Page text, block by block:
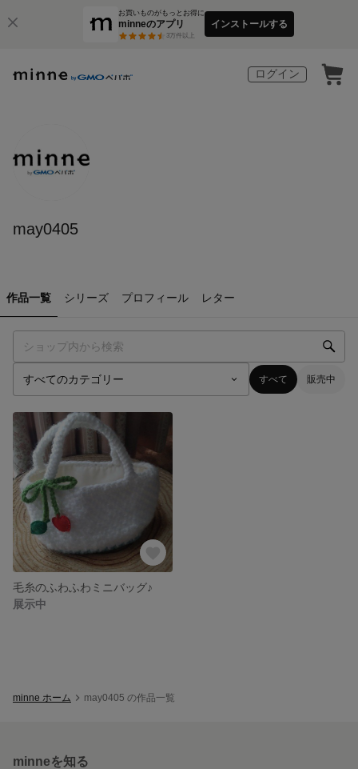
お買いものがもっとお得に
minneのアプリ
3万件以上
インストールする
ログイン
may0405
作品一覧 シリーズ プロフィール レター
すべて 販売中
毛糸のふわふわミニバッグ♪
展示中
minne ホーム may0405 の作品一覧
minneを知る